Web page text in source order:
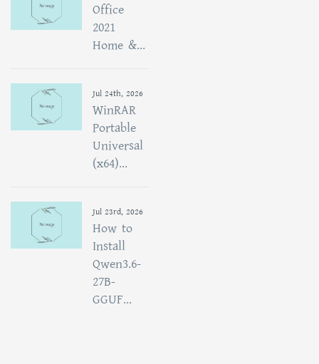
Office
2021
Home &...
Jul 24th, 2026
WinRAR
Portable
Universal
(x64)...
Jul 23rd, 2026
How to
Install
Qwen3.6-
27B-
GGUF...